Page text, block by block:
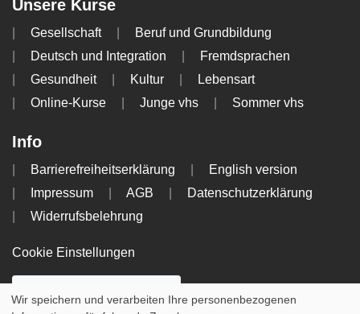
Unsere Kurse
Gesellschaft
Beruf und Grundbildung
Deutsch und Integration
Fremdsprachen
Gesundheit
Kultur
Lebensart
Online-Kurse
Junge vhs Sommer vhs
Info
Barrierefreiheitserklärung
English version
Impressum
AGB
Datenschutzerklärung
Widerrufsbelehrung
Cookie Einstellungen
Wir speichern und verarbeiten Ihre personenbezogenen